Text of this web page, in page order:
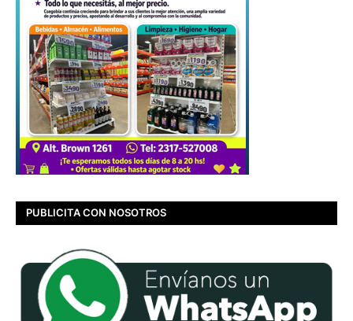
PUBLICITA CON NOSOTROS